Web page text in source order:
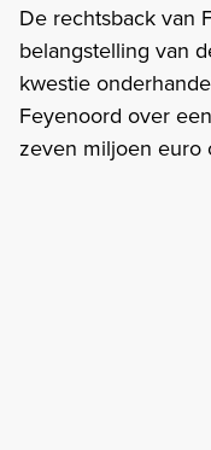
De rechtsback van
belangstelling van
kwestie
Feyenoord over
zeven miljoen euro